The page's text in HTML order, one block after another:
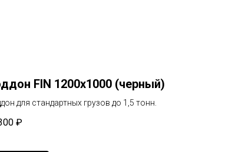
FIN 1200х1000 (черный)
для стандартных грузов до 1,5 тонн.
₽